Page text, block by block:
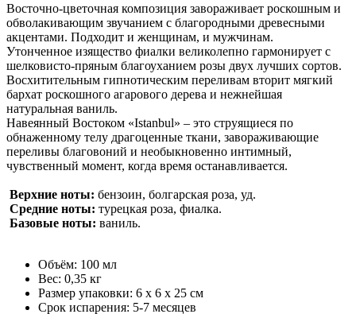
Восточно-цветочная композиция завораживает роскошным и
обволакивающим звучанием с благородными древесными
акцентами. Подходит и женщинам, и мужчинам.
Утонченное изящество фиалки великолепно гармонирует с
шелковисто-пряным благоуханием розы двух лучших сортов.
Восхитительным гипнотическим переливам вторит мягкий
бархат роскошного агарового дерева и нежнейшая
натуральная ваниль.
Навеянный Востоком «Istanbul» – это струящиеся по
обнаженному телу драгоценные ткани, завораживающие
переливы благовоний и необыкновенно интимный,
чувственный момент, когда время останавливается.
Верхние ноты: бензоин, болгарская роза, уд.
Средние ноты: турецкая роза, фиалка.
Базовые ноты: ваниль.
Объём: 100 мл
Вес: 0,35 кг
Размер упаковки: 6 x 6 x 25 см
Срок испарения: 5-7 месяцев